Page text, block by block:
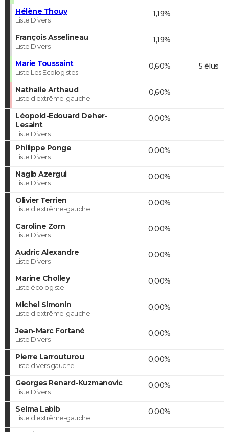
Hélène Thouy
Liste Divers
1,19%
François Asselineau
Liste Divers
1,19%
Marie Toussaint
Liste Les Ecologistes
0,60% 5 élus
Nathalie Arthaud
Liste d'extrême-gauche
0,60%
Léopold-Edouard Deher-
Lesaint
Liste Divers
0,00%
Philippe Ponge
Liste Divers
0,00%
Nagib Azergui
Liste Divers
0,00%
Olivier Terrien
Liste d'extrême-gauche
0,00%
Caroline Zorn
Liste Divers
0,00%
Audric Alexandre
Liste Divers
0,00%
Marine Cholley
Liste écologiste
0,00%
Michel Simonin
Liste d'extrême-gauche
0,00%
Jean-Marc Fortané
Liste Divers
0,00%
Pierre Larrouturou
Liste divers gauche
0,00%
Georges Renard-Kuzmanovic
Liste Divers
0,00%
Selma Labib
Liste d'extrême-gauche
0,00%